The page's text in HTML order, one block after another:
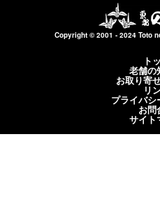
Copyright © 2001 - 2024 Toto
ト
老舗の
お取り寄
リ
プライバシ
お問
サイト